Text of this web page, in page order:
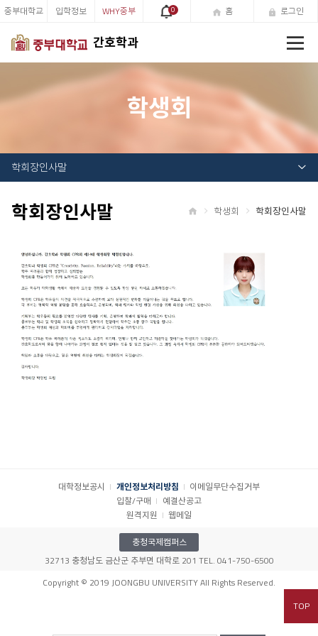
간호학과
중부대학교 입학정보 WHY중부 0 홈 로그인
학생회
학회장인사말
학회장인사말 학생회 학회장인사말
대학정보공시 개인정보처리방침
이메일무단수집거부
입찰/구매
예결산공고
원격지원
웹메일
TOP
충청국제캠퍼스
32713 충청남도 금산군 추부면 대학로 201 TEL. 041-750-6500
Copyright © 2019 JOONGBU UNIVERSITY All Rights Reserved.